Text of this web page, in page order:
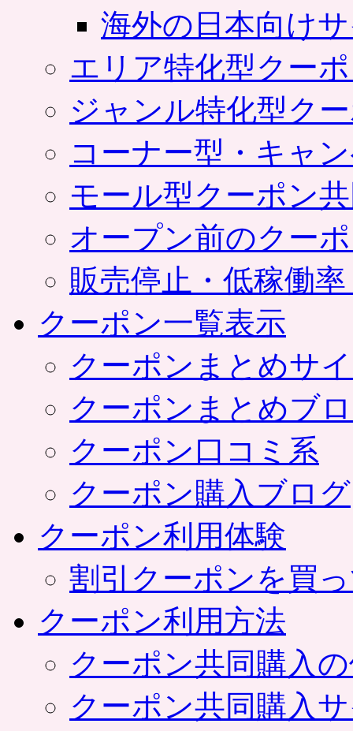
海外の日本向け
エリア特化型クー
ジャンル特化型ク
コーナー型・キャ
モール型クーポン
オープン前のクー
販売停止・低稼働
クーポン一覧表示
クーポンまとめサ
クーポンまとめブ
クーポン口コミ系
クーポン購入ブログ
クーポン利用体験
割引クーポンを買
クーポン利用方法
クーポン共同購入
クーポン共同購入